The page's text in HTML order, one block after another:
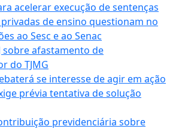
acelerar execução de sentenças
de ensino questionam no
ao Sesc e ao Senac
sobre afastamento de
do TJMG
se interesse de agir em ação
prévia tentativa de solução
previdenciária sobre